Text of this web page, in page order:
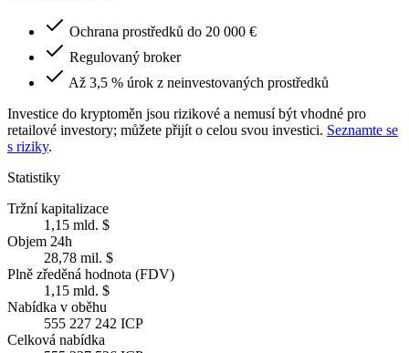
Ochrana prostředků do 20 000 €
Regulovaný broker
Až 3,5 % úrok z neinvestovaných prostředků
Investice do kryptoměn jsou rizikové a nemusí být vhodné pro
retailové investory; můžete přijít o celou svou investici. Seznamte se
s riziky.
Statistiky
Tržní kapitalizace
1,15 mld. $
Objem 24h
28,78 mil. $
Plně zředěná hodnota (FDV)
1,15 mld. $
Nabídka v oběhu
555 227 242 ICP
Celková nabídka